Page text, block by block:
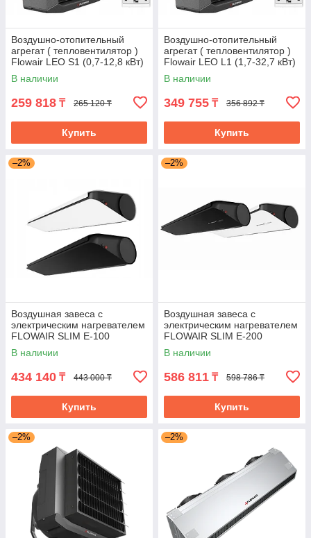
Воздушно-отопительный
агрегат ( тепловентилятор )
Flowair LEO S1 (0,7-12,8 кВт)
В наличии
259 818 ₸ 265 120 ₸
Купить
Воздушно-отопительный
агрегат ( тепловентилятор )
Flowair LEO L1 (1,7-32,7 кВт)
В наличии
349 755 ₸ 356 892 ₸
Купить
–2%
Воздушная завеса с
электрическим нагревателем
FLOWAIR SLIM E-100
В наличии
434 140 ₸ 443 000 ₸
Купить
–2%
Воздушная завеса с
электрическим нагревателем
FLOWAIR SLIM E-200
В наличии
586 811 ₸ 598 786 ₸
Купить
–2% –2%